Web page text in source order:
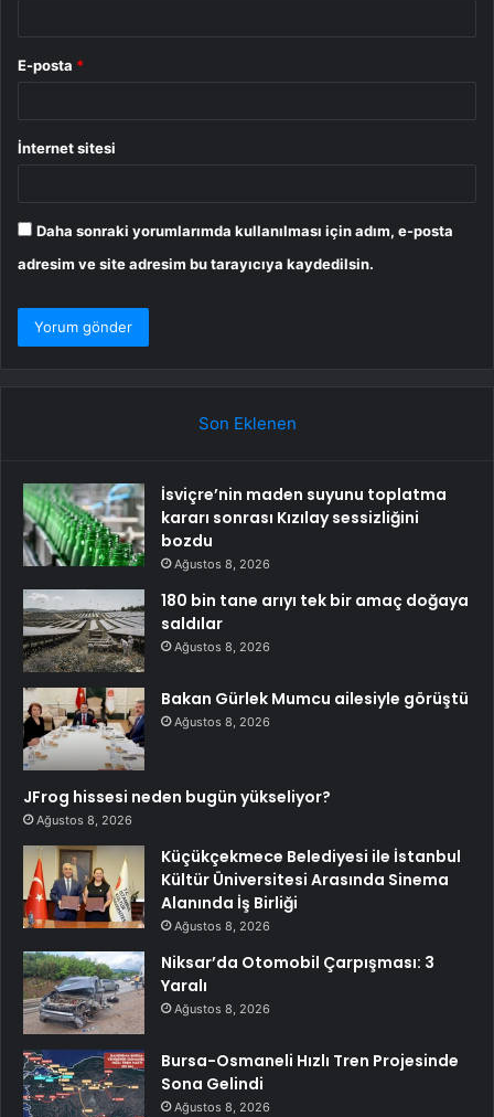
E-posta *
İnternet sitesi
Daha sonraki yorumlarımda kullanılması için adım, e-posta
adresim ve site adresim bu tarayıcıya kaydedilsin.
Son Eklenen
İsviçre’nin maden suyunu toplatma
kararı sonrası Kızılay sessizliğini
bozdu
Ağustos 8, 2026
180 bin tane arıyı tek bir amaç doğaya
saldılar
Ağustos 8, 2026
Bakan Gürlek Mumcu ailesiyle görüştü
Ağustos 8, 2026
JFrog hissesi neden bugün yükseliyor?
Ağustos 8, 2026
Küçükçekmece Belediyesi ile İstanbul
Kültür Üniversitesi Arasında Sinema
Alanında İş Birliği
Ağustos 8, 2026
Niksar’da Otomobil Çarpışması: 3
Yaralı
Ağustos 8, 2026
Bursa-Osmaneli Hızlı Tren Projesinde
Sona Gelindi
Ağustos 8, 2026